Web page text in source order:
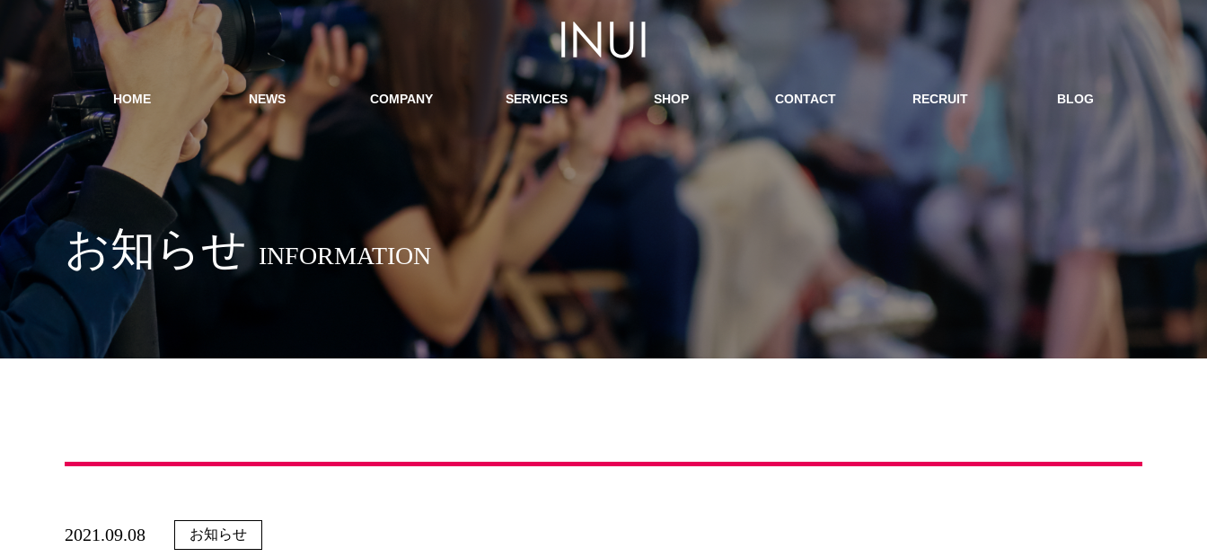
HOME NEWS COMPANY SERVICES SHOP CONTACT RECRUIT BLOG
お知らせ INFORMATION
2021.09.08 お知らせ